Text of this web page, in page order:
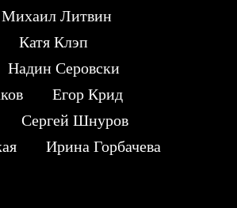
Михаил Литвин
Катя Клэп
Надин Серовски
Егор Крид
Сергей Шнуров
Ирина Горбачева